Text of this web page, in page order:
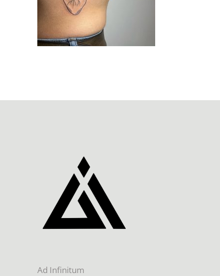
Ad Infinitum